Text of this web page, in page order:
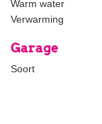
Shared entrance on
rooms. The bright
Warm water
Verwarming
Garage
Soort